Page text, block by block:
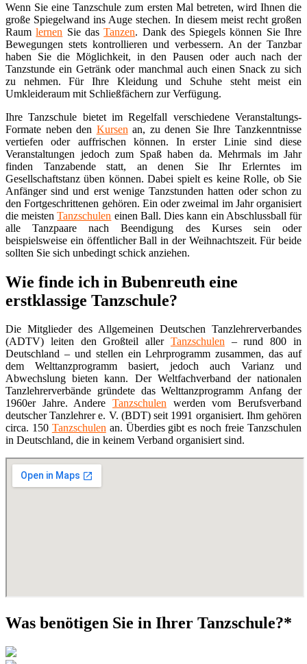
Wenn Sie eine Tanzschule zum ersten Mal betreten, wird Ihnen die
große Spiegelwand ins Auge stechen. In diesem meist recht großen
Raumlernen Sie dasTanzen. Dank des Spiegels können Sie Ihre
Bewegungen stets kontrollieren und verbessern. An der Tanzbar
haben Sie die Möglichkeit, in den Pausen oder auch nach der
Tanzstunde ein Getränk oder manchmal auch einen Snack zu sich
zu nehmen. Für Ihre Kleidung und Schuhe steht meist ein
Umkleideraum mit Schließfächern zur Verfügung.
Ihre Tanzschule bietet im Regelfall verschiedene Veranstaltungs-
Formate neben den Kursen an, zu denen Sie Ihre Tanzkenntnisse
vertiefen oder auffrischen können. In erster Linie sind diese
Veranstaltungen jedoch zum Spaß haben da. Mehrmals im Jahr
finden Tanzabende statt, an denen Sie Ihr Erlerntes im
Gesellschaftstanz üben können. Dabei spielt es keine Rolle, ob Sie
Anfänger sind und erst wenige Tanzstunden hatten oder schon zu
den Fortgeschrittenen gehören. Ein oder zweimal im Jahr organisiert
die meistenTanzschulen einen Ball. Dies kann ein Abschlussball für
alle Tanzpaare nach Beendigung des Kurses sein oder
beispielsweise ein öffentlicher Ball in der Weihnachtszeit. Für beide
sollten Sie sich unbedingt schick anziehen.
Wie finde ich in Bubenreuth eine
erstklassige Tanzschule?
Die Mitglieder des Allgemeinen Deutschen Tanzlehrerverbandes
(ADTV) leiten den Großteil aller Tanzschulen– rund 800 in
Deutschland – und stellen ein Lehrprogramm zusammen, das auf
dem Welttanzprogramm basiert, jedoch auch Varianz und
Abwechslung bieten kann. Der Weltfachverband der nationalen
Tanzlehrerverbände gründete das Welttanzprogramm Anfang der
1960er Jahre. Andere Tanzschulen werden vom Berufsverband
deutscher Tanzlehrer e. V. (BDT) seit 1991 organisiert. Ihm gehören
circa. 150 Tanzschulenan. Überdies gibt es noch freie Tanzschulen
in Deutschland, die in keinem Verband organisiert sind.
Was benötigen Sie in Ihrer Tanzschule?*